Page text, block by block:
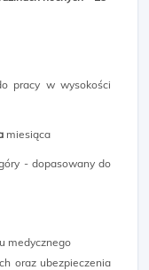
pracy w wysokości
miesiąca
- dopasowany do
medycznego
oraz ubezpieczenia